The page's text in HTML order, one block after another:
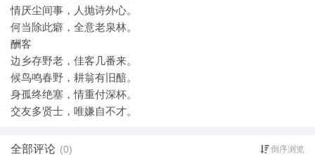
情厌尘间事，人抛诗外心。
何当除此癖，全意老泉林。
酬客
边乡存野老，佳客几番来。
候鸟鸣春野，耕翁有旧醅。
身孤终绝塞，情重付深杯。
交友多贤士，唯嫌自不才。
全部评论 (0) 倒序浏览